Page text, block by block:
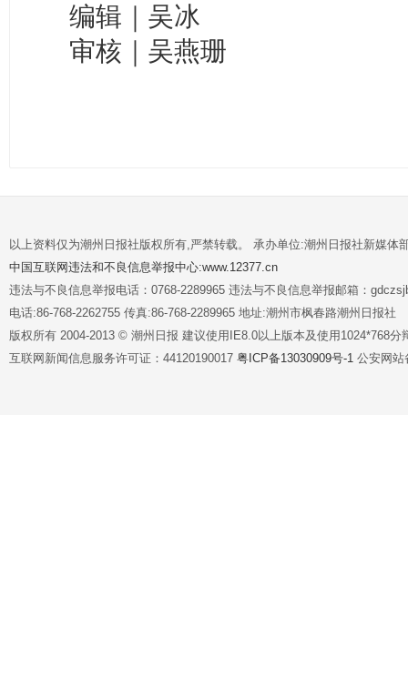
编辑｜吴冰
审核｜吴燕珊
以上资料仅为潮州日报社版权所有,严禁转载。 承办单位:潮州日报社新媒体
中国互联网违法和不良信息举报中心:www.12377.cn
违法与不良信息举报电话：0768-2289965 违法与不良信息举报邮箱：
电话:86-768-2262755 传真:86-768-2289965 地址:潮州市枫春路潮州日报社
版权所有 2004-2013 © 潮州日报 建议使用IE8.0以上版本及使用1024*768分
互联网新闻信息服务许可证：44120190017 粤ICP备13030909号-1 公安网站